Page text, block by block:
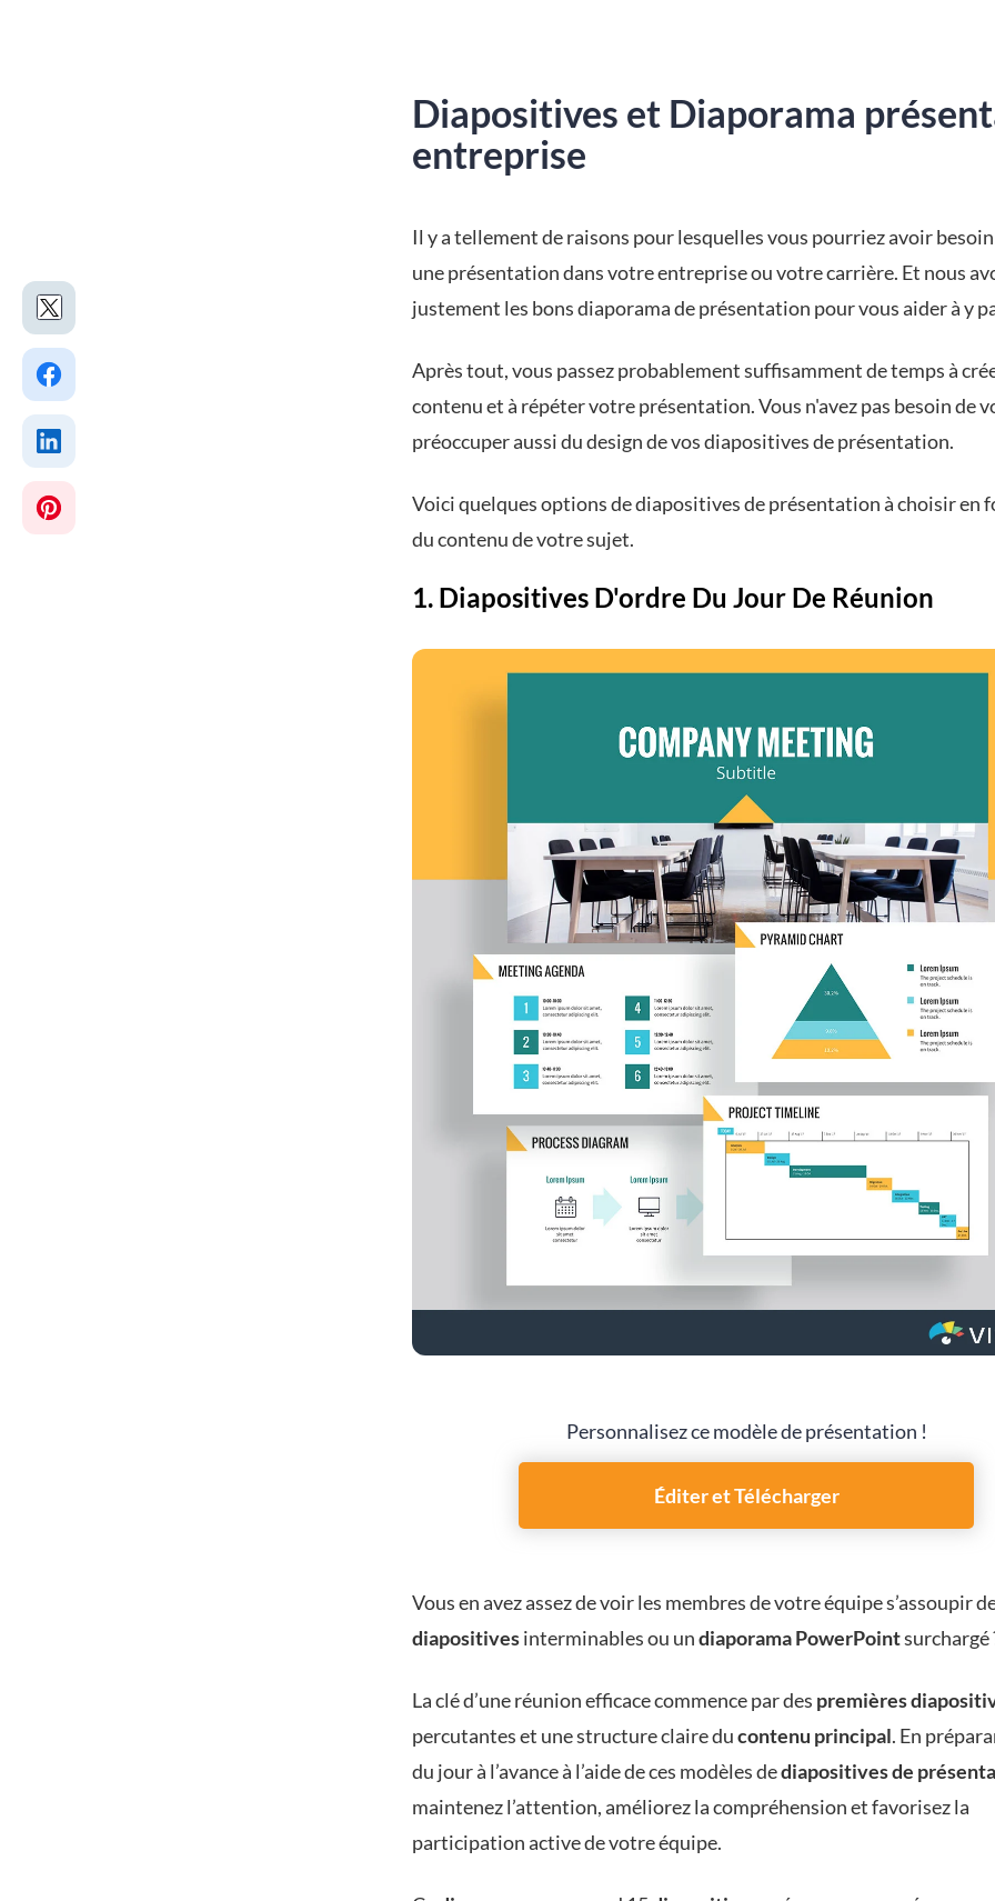
Diapositives et Diaporama
entreprise
Il y a tellement de raisons pour lesquelles vous pourriez avoir
une présentation dans votre entreprise ou votre carrière. Et nous
justement les bons diaporama de présentation pour vous aider à y
Après tout, vous passez probablement suffisamment de temps à
contenu et à répéter votre présentation. Vous n'avez pas besoin de
préoccuper aussi du design de vos diapositives de présentation.
Voici quelques options de diapositives de présentation à choisir en
du contenu de votre sujet.
1. Diapositives D'ordre Du Jour De Réunion
Personnalisez ce modèle de présentation !
Éditer et Télécharger
Vous en avez assez de voir les membres de votre équipe s’assoupir
diapositivesinterminables ou undiaporama PowerPointsurchargé
La clé d’une réunion efficace commence par des premières
percutantes et une structure claire ducontenu principal. En
du jour à l’avance à l’aide de ces modèles dediapositives de
maintenez l’attention, améliorez la compréhension et favorisez la
participation active de votre équipe.